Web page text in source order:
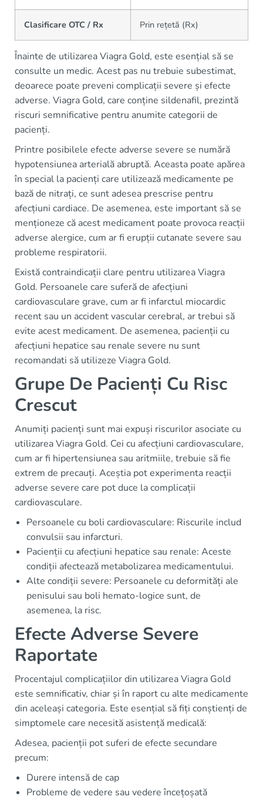
Clasificare OTC / Rx Prin rețetă (Rx)
Înainte de utilizarea Viagra Gold, este esențial să se
consulte un medic. Acest pas nu trebuie subestimat,
deoarece poate preveni complicații severe și efecte
adverse. Viagra Gold, care conține sildenafil, prezintă
riscuri semnificative pentru anumite categorii de
pacienți.
Printre posibilele efecte adverse severe se numără
hypotensiunea arterială abruptă. Aceasta poate apărea
în special la pacienți care utilizează medicamente pe
bază de nitrați, ce sunt adesea prescrise pentru
afecțiuni cardiace. De asemenea, este important să se
menționeze că acest medicament poate provoca reacții
adverse alergice, cum ar fi erupții cutanate severe sau
probleme respiratorii.
Există contraindicații clare pentru utilizarea Viagra
Gold. Persoanele care suferă de afecțiuni
cardiovasculare grave, cum ar fi infarctul miocardic
recent sau un accident vascular cerebral, ar trebui să
evite acest medicament. De asemenea, pacienții cu
afecțiuni hepatice sau renale severe nu sunt
recomandati să utilizeze Viagra Gold.
Grupe De Pacienți Cu Risc
Crescut
Anumiți pacienți sunt mai expuși riscurilor asociate cu
utilizarea Viagra Gold. Cei cu afecțiuni cardiovasculare,
cum ar fi hipertensiunea sau aritmiile, trebuie să fie
extrem de precauți. Aceștia pot experimenta reacții
adverse severe care pot duce la complicații
cardiovasculare.
Persoanele cu boli cardiovasculare: Riscurile includ
convulsii sau infarcturi.
Pacienții cu afecțiuni hepatice sau renale: Aceste
condiții afectează metabolizarea medicamentului.
Alte condiții severe: Persoanele cu deformități ale
penisului sau boli hemato-logice sunt, de
asemenea, la risc.
Efecte Adverse Severe
Raportate
Procentajul complicațiilor din utilizarea Viagra Gold
este semnificativ, chiar și în raport cu alte medicamente
din aceleași categoria. Este esențial să fiți conștienți de
simptomele care necesită asistență medicală:
Adesea, pacienții pot suferi de efecte secundare
precum:
Durere intensă de cap
Probleme de vedere sau vedere încețoșată